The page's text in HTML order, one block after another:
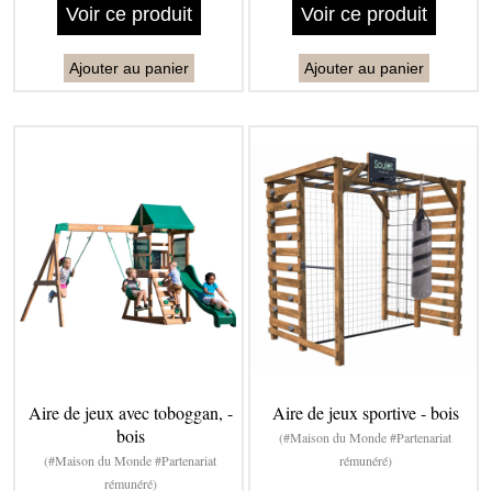
Voir ce produit
Ajouter au panier
Voir ce produit
Ajouter au panier
Aire de jeux avec toboggan, -
bois
(#Maison du Monde #Partenariat
rémunéré)
Aire de jeux sportive - bois
(#Maison du Monde #Partenariat
rémunéré)